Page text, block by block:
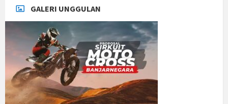
GALERI UNGGULAN